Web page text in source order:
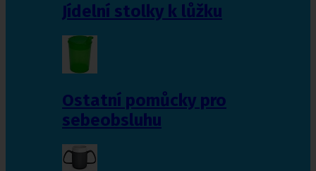
Jídelní stolky k lůžku
Ostatní pomůcky pro
sebeobsluhu